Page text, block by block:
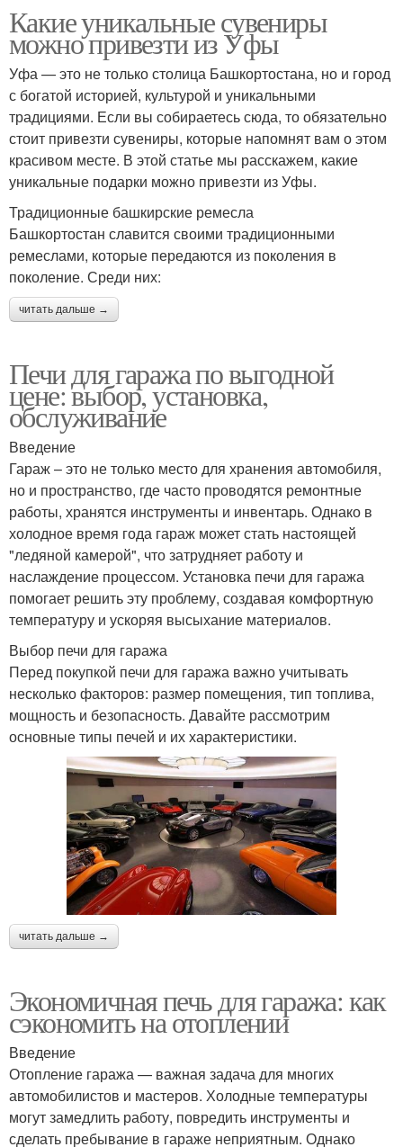
Какие уникальные сувениры
можно привезти из Уфы
Уфа — это не только столица Башкортостана, но и город
с богатой историей, культурой и уникальными
традициями. Если вы собираетесь сюда, то обязательно
стоит привезти сувениры, которые напомнят вам о этом
красивом месте. В этой статье мы расскажем, какие
уникальные подарки можно привезти из Уфы.
Традиционные башкирские ремесла
Башкортостан славится своими традиционными
ремеслами, которые передаются из поколения в
поколение. Среди них:
читать дальше →
Печи для гаража по выгодной
цене: выбор, установка,
обслуживание
Введение
Гараж – это не только место для хранения автомобиля,
но и пространство, где часто проводятся ремонтные
работы, хранятся инструменты и инвентарь. Однако в
холодное время года гараж может стать настоящей
"ледяной камерой", что затрудняет работу и
наслаждение процессом. Установка печи для гаража
помогает решить эту проблему, создавая комфортную
температуру и ускоряя высыхание материалов.
Выбор печи для гаража
Перед покупкой печи для гаража важно учитывать
несколько факторов: размер помещения, тип топлива,
мощность и безопасность. Давайте рассмотрим
основные типы печей и их характеристики.
читать дальше →
Экономичная печь для гаража: как
сэкономить на отоплении
Введение
Отопление гаража — важная задача для многих
автомобилистов и мастеров. Холодные температуры
могут замедлить работу, повредить инструменты и
сделать пребывание в гараже неприятным. Однако